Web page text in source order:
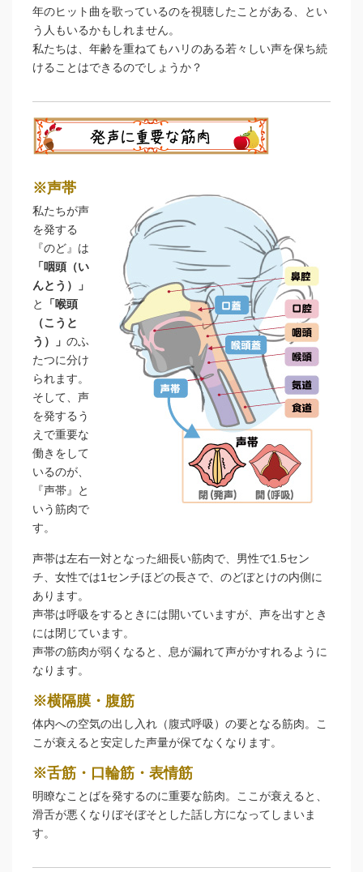
年のヒット曲を歌っているのを視聴したことがある、とい
う人もいるかもしれません。
私たちは、年齢を重ねてもハリのある若々しい声を保ち続
けることはできるのでしょうか？
※声帯
私たちが声
を発する
『のど』は
「咽頭（い
んとう）」
と
「喉頭
（こうと
う）」 のふ
たつに分け
られます。
そして、声
を発するう
えで重要な
働きをして
いるのが、
『声帯』と
いう筋肉で
す。
声帯は左右一対となった細長い筋肉で、男性で1.5セン
チ、女性では1センチほどの長さで、のどぼとけの内側に
あります。
声帯は呼吸をするときには開いていますが、声を出すとき
には閉じています。
声帯の筋肉が弱くなると、息が漏れて声がかすれるように
なります。
※横隔膜・腹筋
体内への空気の出し入れ（腹式呼吸）の要となる筋肉。こ
こが衰えると安定した声量が保てなくなります。
※舌筋・口輪筋・表情筋
明瞭なことばを発するのに重要な筋肉。ここが衰えると、
滑舌が悪くなりぼそぼそとした話し方になってしまいま
す。